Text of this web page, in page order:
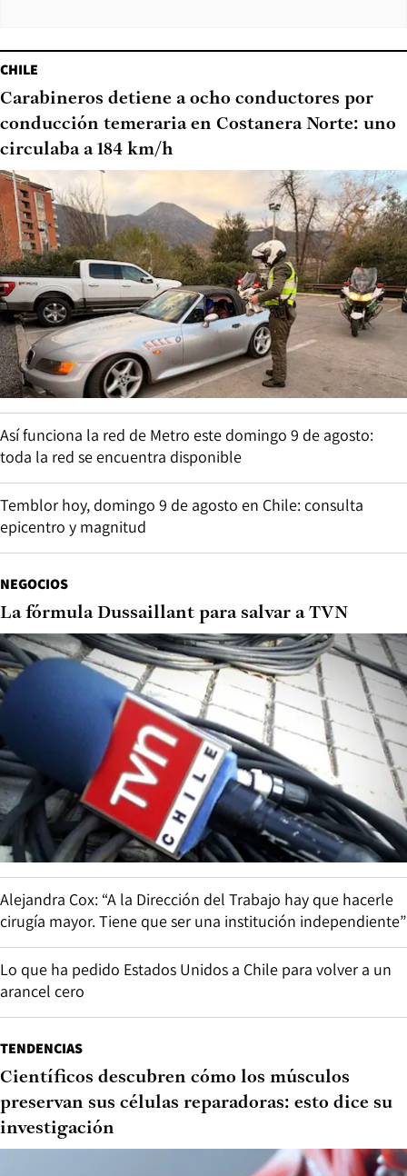
CHILE
Carabineros detiene a ocho conductores por
conducción temeraria en Costanera Norte: uno
circulaba a 184 km/h
Así funciona la red de Metro este domingo 9 de agosto:
toda la red se encuentra disponible
Temblor hoy, domingo 9 de agosto en Chile: consulta
epicentro y magnitud
NEGOCIOS
La fórmula Dussaillant para salvar a TVN
Alejandra Cox: “A la Dirección del Trabajo hay que hacerle
cirugía mayor. Tiene que ser una institución independiente”
Lo que ha pedido Estados Unidos a Chile para volver a un
arancel cero
TENDENCIAS
Científicos descubren cómo los músculos
preservan sus células reparadoras: esto dice su
investigación